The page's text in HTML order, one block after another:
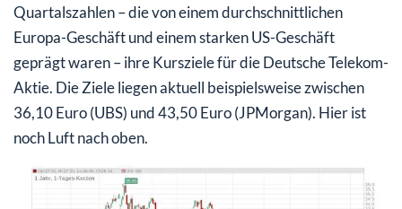
Quartalszahlen – die von einem durchschnittlichen
Europa-Geschäft und einem starken US-Geschäft
geprägt waren – ihre Kursziele für die Deutsche Telekom-
Aktie. Die Ziele liegen aktuell beispielsweise zwischen
36,10 Euro (UBS) und 43,50 Euro (JPMorgan). Hier ist
noch Luft nach oben.